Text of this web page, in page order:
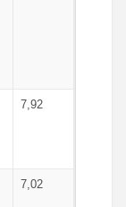
7,92
7,02